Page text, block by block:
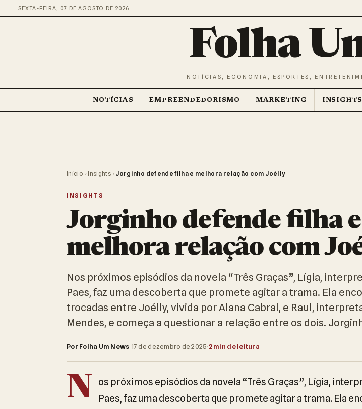
SEXTA-FEIRA, 07 DE AGOSTO DE 2026
Folha
NOTÍCIAS, ECONOMIA, ESPORTES,
NOTÍCIAS EMPREENDEDORISMO MARKETING INSIGHTS
Início › Insights › Jorginho defende filha e melhora relação com Joélly
INSIGHTS
Jorginho defende filha e
melhora relação com
Nos próximos episódios da novela “Três Graças”, Lígia,
Paes, faz uma descoberta que promete agitar a trama. Ela
trocadas entre Joélly, vivida por Alana Cabral, e Raul,
Mendes, e começa a questionar a relação entre os dois.
Por Folha Um News·17 de dezembro de 2025·2 min de leitura
N
os próximos episódios da novela “Três Graças”, Lígia,
Paes, faz uma descoberta que promete agitar a trama. Ela